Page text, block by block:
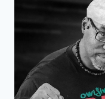
–
03/